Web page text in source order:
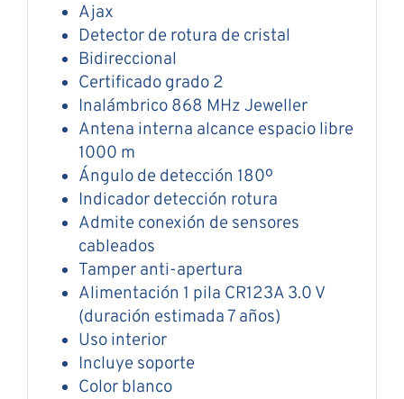
Ajax
Detector de rotura de cristal
Bidireccional
Certificado grado 2
Inalámbrico 868 MHz Jeweller
Antena interna alcance espacio libre
1000 m
Ángulo de detección 180º
Indicador detección rotura
Admite conexión de sensores
cableados
Tamper anti-apertura
Alimentación 1 pila CR123A 3.0 V
(duración estimada 7 años)
Uso interior
Incluye soporte
Color blanco